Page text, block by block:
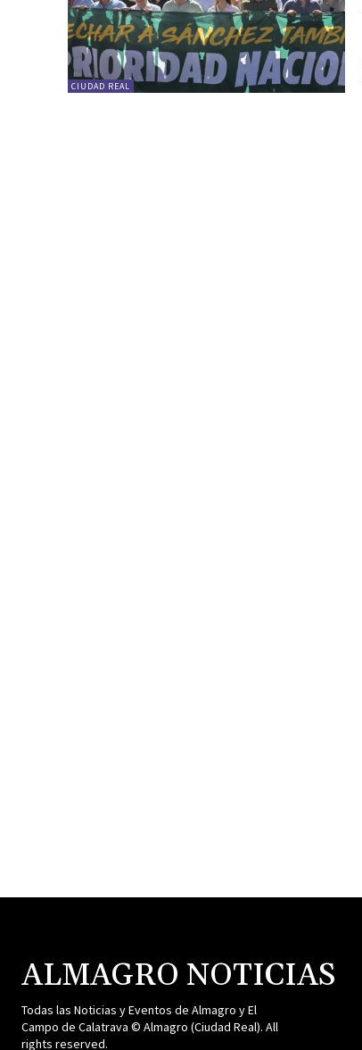
CIUDAD REAL
ALMAGRO NOTICIAS
Todas las Noticias y Eventos de Almagro y El
Campo de Calatrava © Almagro (Ciudad Real). All
rights reserved.